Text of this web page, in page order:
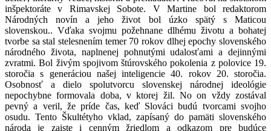
inšpektoráte v Rimavskej Sobote. V Martine bol redaktorom
Národných novín a jeho život bol úzko spätý s Maticou
slovenskou.. Vďaka svojmu požehnane dlhému životu a bohatej
tvorbe sa stal stelesnením temer 70 rokov dlhej epochy slovenského
národného života, naplnenej pohnutými udalosťami a dejinnými
zvratmi. Bol živým spojivom štúrovského pokolenia z polovice 19.
storočia s generáciou našej inteligencie 40. rokov 20. storočia.
Osobnosť a dielo spolutvorcu slovenskej národnej ideológie
nepochybne formovala doba, v ktorej žil. No on vždy zostával
pevný a veril, že príde čas, keď Slováci budú tvorcami svojho
osudu. Tento Škultétyho vklad, zapísaný do pamäti slovenského
národa je zaiste i cenným žriedlom a odkazom pre budúce